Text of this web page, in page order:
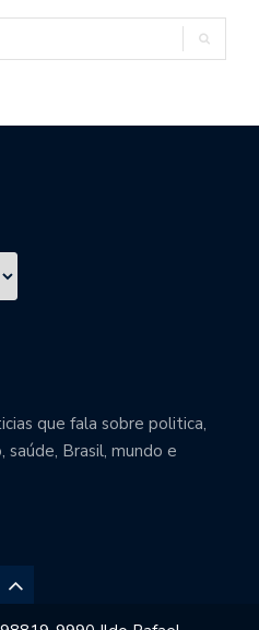
que fala sobre politica,
Brasil, mundo e